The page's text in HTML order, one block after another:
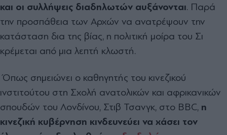
και οι συλλήψεις διαδηλωτών αυξάνονται. Παρά
την προσπάθεια των Αρχών να ανατρέψουν την
κατάσταση δια της βίας, η πολιτική μοίρα του Σι
κρέμεται από μια λεπτή κλωστή.
Όπως σημειώνει ο καθηγητής του κινεζικού
ινστιτούτου στη Σχολή ανατολικών και αφρικανικών
σπουδών του Λονδίνου, Στιβ Τσανγκ, στο BBC, η
κινεζική κυβέρνηση κινδευνεύει να χάσει τον